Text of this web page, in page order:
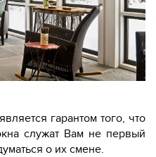
гарантом того, что
служат Вам не первый
о их смене.